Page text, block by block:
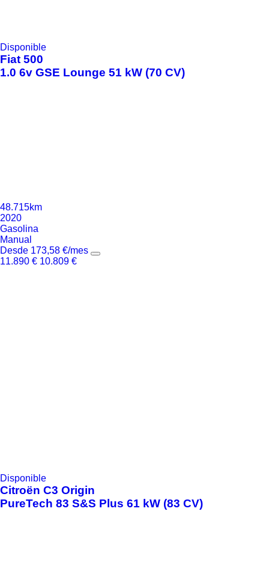
Disponible
Fiat 500
1.0 6v GSE Lounge 51 kW (70 CV)
48.715km
2020
Gasolina
Manual
Desde 173,58 €/mes
11.890 € 10.809 €
Disponible
Citroën C3 Origin
PureTech 83 S&S Plus 61 kW (83 CV)